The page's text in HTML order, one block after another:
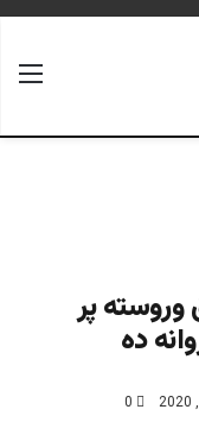
وروسته پر
ده
0